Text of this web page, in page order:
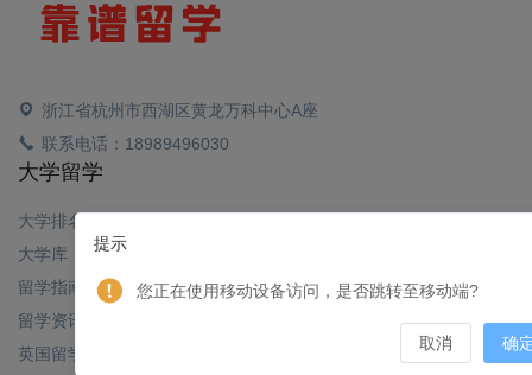
浙江省杭州市西湖区黄龙万科中心A座
联系电话：18989496030
大学留学
大学排名
大学库
留学指南
留学资讯
英国留学
提示
您正在使用移动设备访问，是否跳转至移动端?
取消 确